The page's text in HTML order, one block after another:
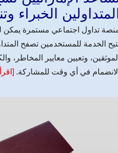
المتداولين الخبراء
الموثقين، وتعيين معايير
الانضمام في أي وقت للمشاركة.